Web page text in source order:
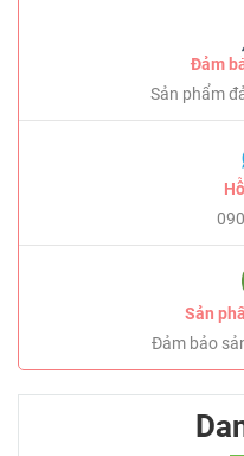
Đảm
Sản phẩm
Sản
Đảm bảo